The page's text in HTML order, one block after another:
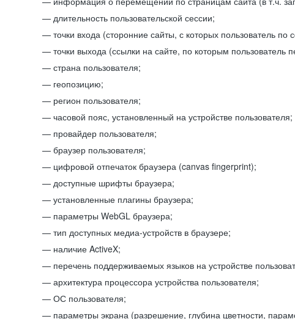
длительность пользовательской сессии;
точки входа (сторонние сайты, с которых пользователь по
точки выхода (ссылки на сайте, по которым пользователь
страна пользователя;
геопозицию;
регион пользователя;
часовой пояс, установленный на устройстве пользователя;
провайдер пользователя;
браузер пользователя;
цифровой отпечаток браузера (canvas fingerprint);
доступные шрифты браузера;
установленные плагины браузера;
параметры WebGL браузера;
тип доступных медиа-устройств в браузере;
наличие ActiveX;
перечень поддерживаемых языков на устройстве
архитектура процессора устройства пользователя;
ОС пользователя;
параметры экрана (разрешение, глубина цветности,